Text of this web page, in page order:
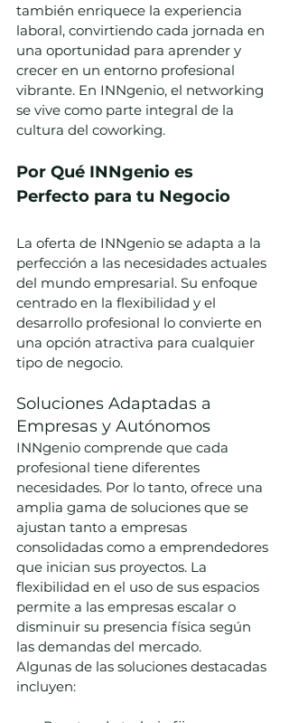
también enriquece la experiencia
laboral, convirtiendo cada jornada en
una oportunidad para aprender y
crecer en un entorno profesional
vibrante. En INNgenio, el networking
se vive como parte integral de la
cultura del coworking.
Por Qué INNgenio es
Perfecto para tu Negocio
La oferta de INNgenio se adapta a la
perfección a las necesidades actuales
del mundo empresarial. Su enfoque
centrado en la flexibilidad y el
desarrollo profesional lo convierte en
una opción atractiva para cualquier
tipo de negocio.
Soluciones Adaptadas a
Empresas y Autónomos
INNgenio comprende que cada
profesional tiene diferentes
necesidades. Por lo tanto, ofrece una
amplia gama de soluciones que se
ajustan tanto a empresas
consolidadas como a emprendedores
que inician sus proyectos. La
flexibilidad en el uso de sus espacios
permite a las empresas escalar o
disminuir su presencia física según
las demandas del mercado.
Algunas de las soluciones destacadas
incluyen: